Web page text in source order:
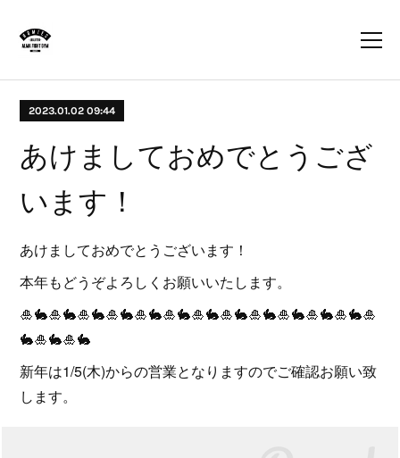
2023.01.02 09:44
あけましておめでとうござ
います！
あけましておめでとうございます！
本年もどうぞよろしくお願いいたします。
🎍🐇🎍🐇🎍🐇🎍🐇🎍🐇🎍🐇🎍🐇🎍🐇🎍🐇🎍🐇🎍🐇🎍🐇🎍
🐇🎍🐇🎍🐇
新年は1/5(木)からの営業となりますのでご確認お願い致
します。